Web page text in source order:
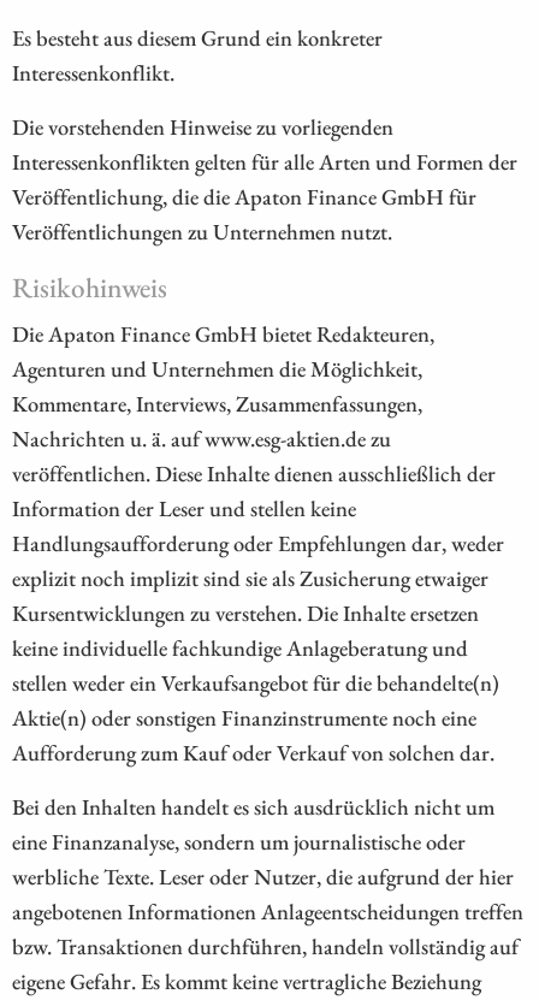
Es besteht aus diesem Grund ein konkreter
Interessenkonflikt.
Die vorstehenden Hinweise zu vorliegenden
Interessenkonflikten gelten für alle Arten und Formen der
Veröffentlichung, die die Apaton Finance GmbH für
Veröffentlichungen zu Unternehmen nutzt.
Risikohinweis
Die Apaton Finance GmbH bietet Redakteuren,
Agenturen und Unternehmen die Möglichkeit,
Kommentare, Interviews, Zusammenfassungen,
Nachrichten u. ä. auf www.esg-aktien.de zu
veröffentlichen. Diese Inhalte dienen ausschließlich der
Information der Leser und stellen keine
Handlungsaufforderung oder Empfehlungen dar, weder
explizit noch implizit sind sie als Zusicherung etwaiger
Kursentwicklungen zu verstehen. Die Inhalte ersetzen
keine individuelle fachkundige Anlageberatung und
stellen weder ein Verkaufsangebot für die behandelte(n)
Aktie(n) oder sonstigen Finanzinstrumente noch eine
Aufforderung zum Kauf oder Verkauf von solchen dar.
Bei den Inhalten handelt es sich ausdrücklich nicht um
eine Finanzanalyse, sondern um journalistische oder
werbliche Texte. Leser oder Nutzer, die aufgrund der hier
angebotenen Informationen Anlageentscheidungen treffen
bzw. Transaktionen durchführen, handeln vollständig auf
eigene Gefahr. Es kommt keine vertragliche Beziehung